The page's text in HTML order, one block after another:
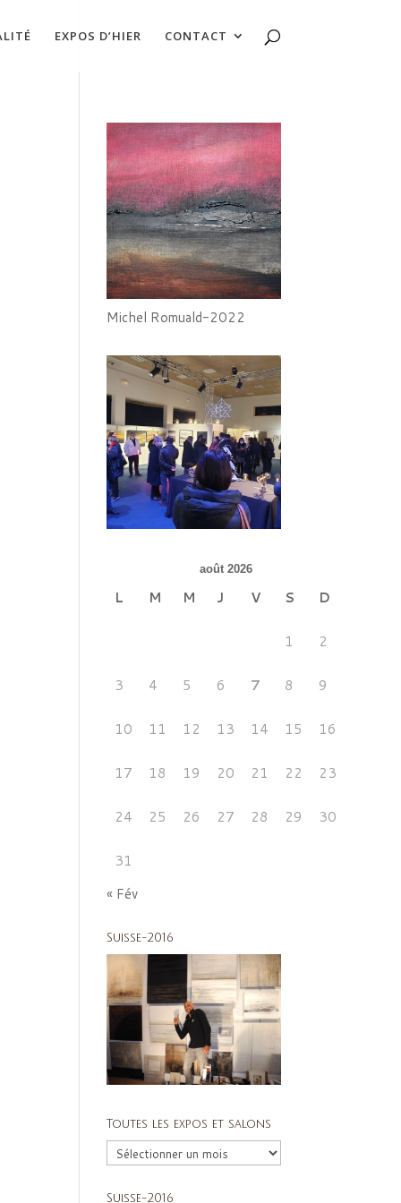
EXPOS D’HIER CONTACT
Michel Romuald-2022
août 2026
L M M J V S D
1 2
3 4 5 6 7 8 9
10 11 12 13 14 15 16
17 18 19 20 21 22 23
24 25 26 27 28 29 30
31
« Fév
Suisse-2016
Toutes les expos et salons
Toutes
expos
Suisse-2016